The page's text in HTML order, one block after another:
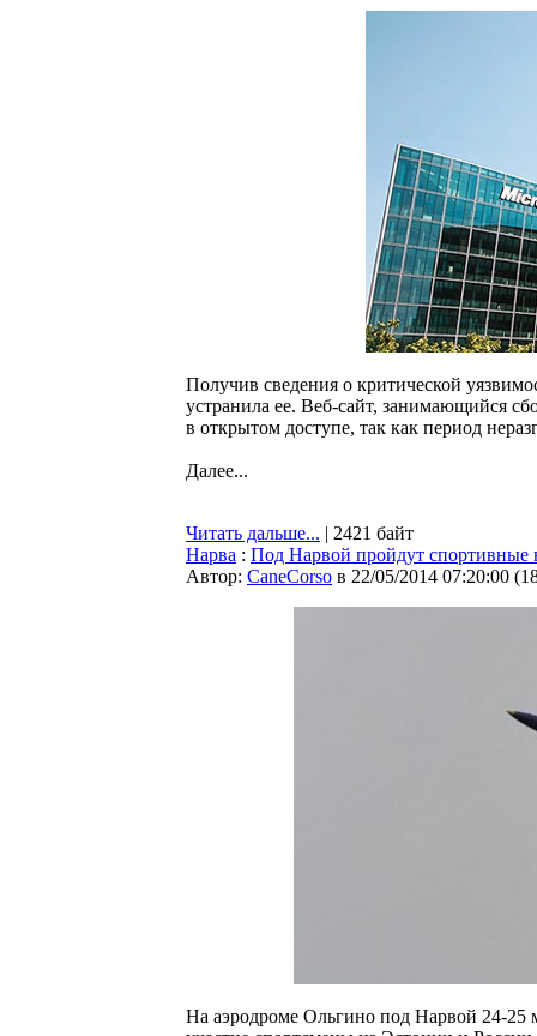
Получив сведения о критической
устранила ее. Веб-сайт, занимающийся
в открытом доступе, так как период
Далее...
Читать дальше... | 2421 байт
Нарва : Под Нарвой пройдут спортивные
Автор: CaneCorso в 22/05/2014 07:20:00 (
На аэродроме Ольгино под Нарвой 24-25